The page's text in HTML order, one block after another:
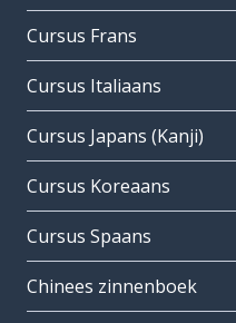
Cursus Frans
Cursus Italiaans
Cursus Japans (Kanji)
Cursus Koreaans
Cursus Spaans
Chinees zinnenboek